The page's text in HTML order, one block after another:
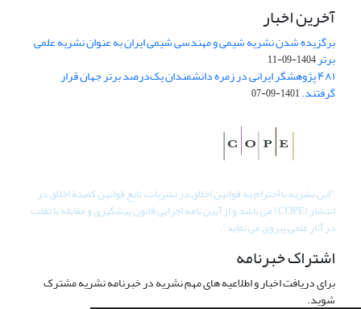
آخرین اخبار
برگزیده شدن نشریه شیمی و مهندسی شیمی ایران به عنوان نشریه علمی
برتر1404-09-11
۴۸۱ پژوهشگر ایرانی در زمره دانشمندان یک‌درصد برتر جهان قرار
گرفتند.1401-09-07
"این نشریه با احترام به قوانین اخلاق در نشریات، تابع قوانین کمیتۀ اخلاق در
انتشار (COPE) می باشد و از آیین نامه اجرایی قانون پیشگیری و مقابله با تقلب
در آثار علمی پیروی می نماید".
اشتراک خبرنامه
برای دریافت اخبار و اطلاعیه های مهم نشریه در خبرنامه نشریه مشترک
شوید.